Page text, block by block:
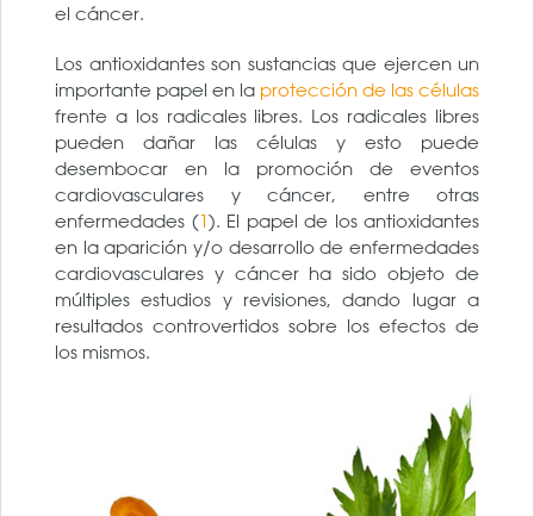
el cáncer.
Los antioxidantes son sustancias que ejercen un
importante papel en la protección de las células
frente a los radicales libres. Los radicales libres
pueden dañar las células y esto puede
desembocar en la promoción de eventos
cardiovasculares y cáncer, entre otras
enfermedades (1). El papel de los antioxidantes
en la aparición y/o desarrollo de enfermedades
cardiovasculares y cáncer ha sido objeto de
múltiples estudios y revisiones, dando lugar a
resultados controvertidos sobre los efectos de
los mismos.